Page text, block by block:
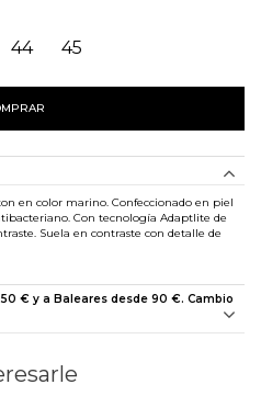
44 45
en color marino. Confeccionado en piel
Con tecnología Adaptlite de
Suela en contraste con detalle de
€ y a Baleares desde 90 €. Cambio